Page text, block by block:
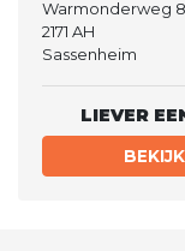
Warmonderweg 8
2171 AH
Sassenheim
LIEVER